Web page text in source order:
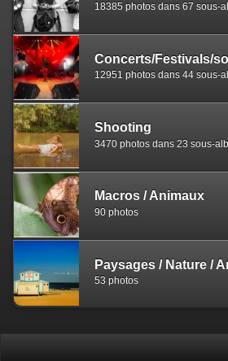
18385 photos dans 67 sous-
Concerts/Festivals/
12951 photos dans 44 sous-
Shooting
3470 photos dans 23 sous-
Macros / Animaux
90 photos
Paysages / Nature /
53 photos